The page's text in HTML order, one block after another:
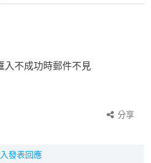
入不成功時郵件不見
分享
發表回應